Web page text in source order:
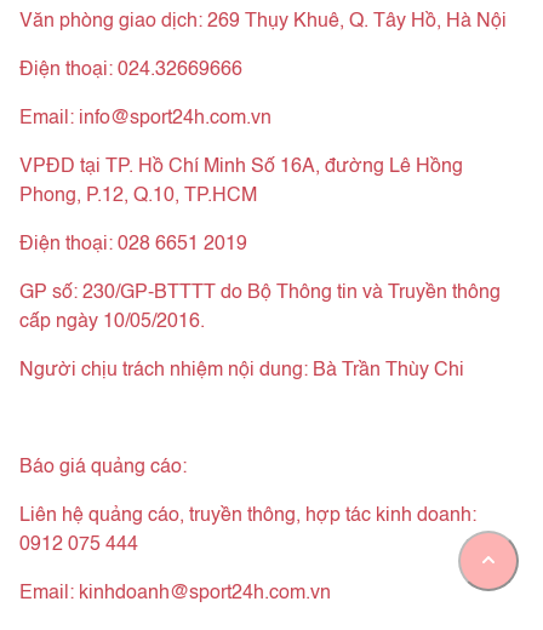
Văn phòng giao dịch: 269 Thụy Khuê, Q. Tây Hồ, Hà Nội
Điện thoại: 024.32669666
Email: info@sport24h.com.vn
VPĐD tại TP. Hồ Chí Minh Số 16A, đường Lê Hồng
Phong, P.12, Q.10, TP.HCM
Điện thoại: 028 6651 2019
GP số: 230/GP-BTTTT do Bộ Thông tin và Truyền thông
cấp ngày 10/05/2016.
Người chịu trách nhiệm nội dung: Bà Trần Thùy Chi
Báo giá quảng cáo:
Liên hệ quảng cáo, truyền thông, hợp tác kinh doanh:
0912 075 444
Email: kinhdoanh@sport24h.com.vn